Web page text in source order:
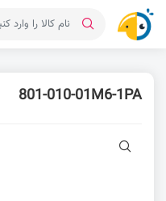
801-010-01M6-1PA